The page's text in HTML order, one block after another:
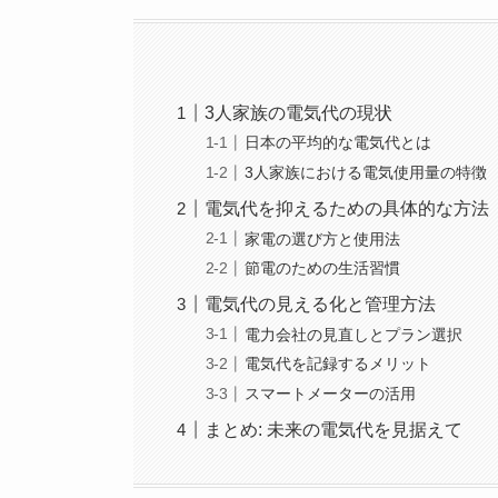
3人家族の電気代の現状
日本の平均的な電気代とは
3人家族における電気使用量の特徴
電気代を抑えるための具体的な方法
家電の選び方と使用法
節電のための生活習慣
電気代の見える化と管理方法
電力会社の見直しとプラン選択
電気代を記録するメリット
スマートメーターの活用
まとめ: 未来の電気代を見据えて